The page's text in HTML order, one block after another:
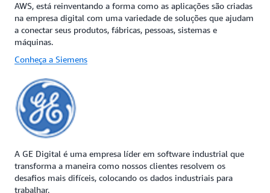
AWS, está reinventando a forma como as aplicações são criadas
na empresa digital com uma variedade de soluções que ajudam
a conectar seus produtos, fábricas, pessoas, sistemas e
máquinas.
Conheça a Siemens
A GE Digital é uma empresa líder em software industrial que
transforma a maneira como nossos clientes resolvem os
desafios mais difíceis, colocando os dados industriais para
trabalhar.